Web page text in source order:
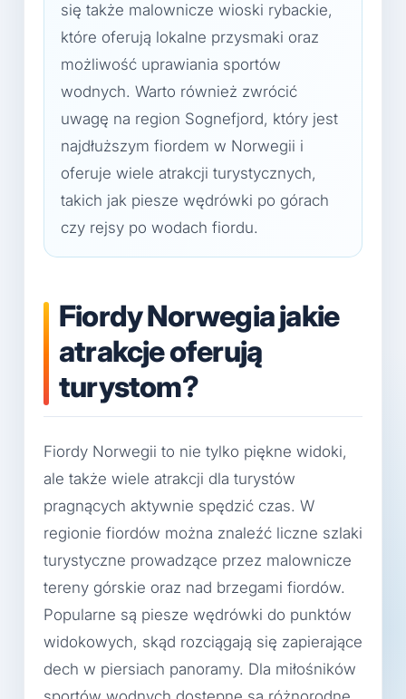
się także malownicze wioski rybackie,
które oferują lokalne przysmaki oraz
możliwość uprawiania sportów
wodnych. Warto również zwrócić
uwagę na region Sognefjord, który jest
najdłuższym fiordem w Norwegii i
oferuje wiele atrakcji turystycznych,
takich jak piesze wędrówki po górach
czy rejsy po wodach fiordu.
Fiordy Norwegia jakie
atrakcje oferują
turystom?
Fiordy Norwegii to nie tylko piękne widoki,
ale także wiele atrakcji dla turystów
pragnących aktywnie spędzić czas. W
regionie fiordów można znaleźć liczne szlaki
turystyczne prowadzące przez malownicze
tereny górskie oraz nad brzegami fiordów.
Popularne są piesze wędrówki do punktów
widokowych, skąd rozciągają się zapierające
dech w piersiach panoramy. Dla miłośników